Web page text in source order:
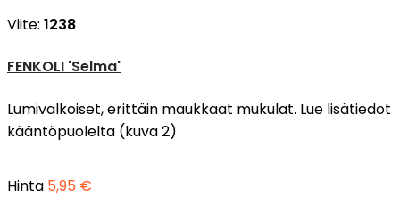
Viite: 1238
FENKOLI 'Selma'
Lumivalkoiset, erittäin maukkaat mukulat. Lue lisätiedot
kääntöpuolelta (kuva 2)
Hinta 5,95 €